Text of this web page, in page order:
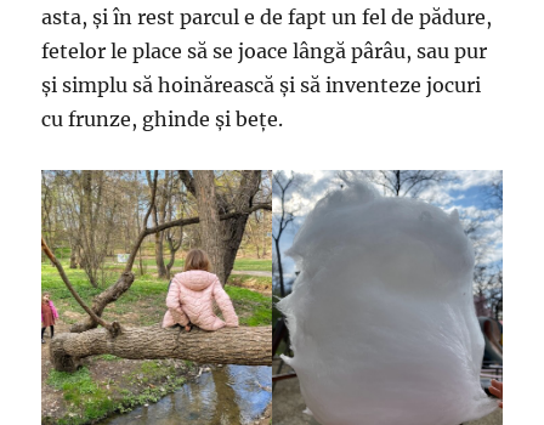
asta, și în rest parcul e de fapt un fel de pădure,
fetelor le place să se joace lângă pârâu, sau pur
și simplu să hoinărească și să inventeze jocuri
cu frunze, ghinde și bețe.